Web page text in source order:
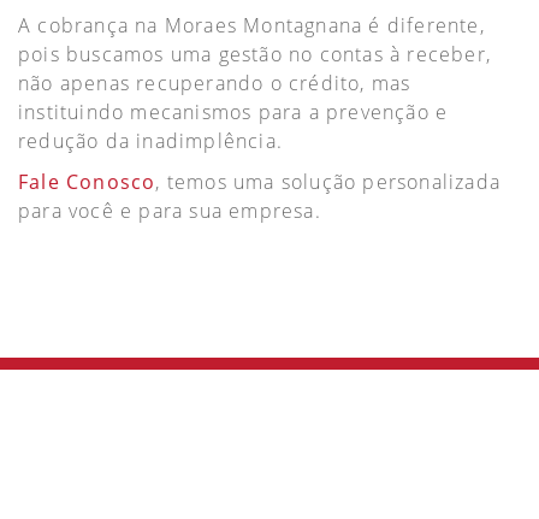
A cobrança na Moraes Montagnana é diferente,
pois buscamos uma gestão no contas à receber,
não apenas recuperando o crédito, mas
instituindo mecanismos para a prevenção e
redução da inadimplência.
Fale Conosco, temos uma solução personalizada
para você e para sua empresa.